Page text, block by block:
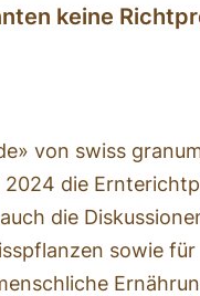
keine
von swiss
2024 die
die
sowie für